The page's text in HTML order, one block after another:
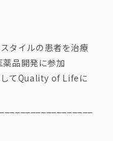
タイルの患者を治療
薬品開発に参加
てQuality of Life に